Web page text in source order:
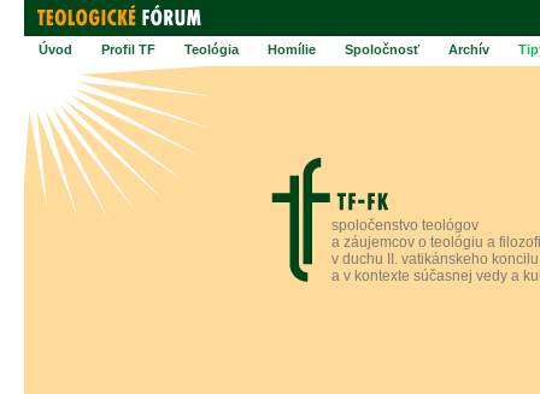
Úvod Profil TF Teológia Homílie Spoločnosť Archív
spoločenstvo teológov
a záujemcov o teológiu a
v duchu II. vatikánskeho koncilu
a v kontexte súčasnej vedy a